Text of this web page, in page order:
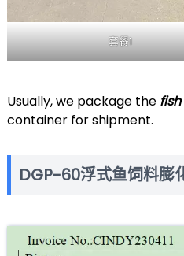
套餐1
Usually, we package the
container for shipment.
DGP-60浮式鱼饲料膨